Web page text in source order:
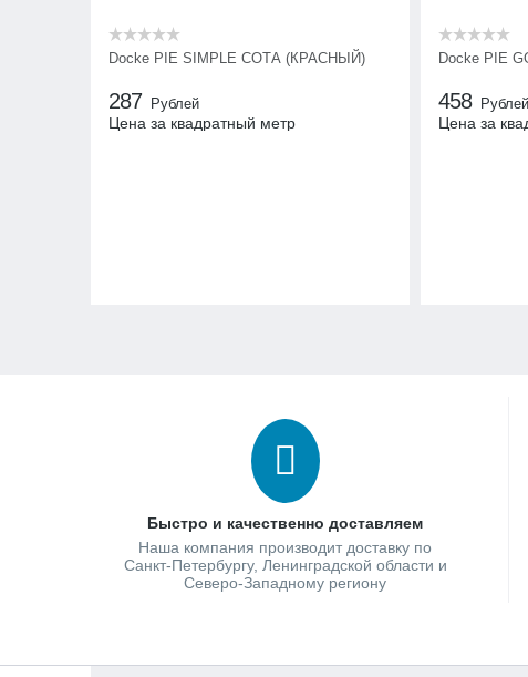
Docke PIE SIMPLE СОТА (КРАСНЫЙ)
287 Рублей
Цена за квадратный метр
Docke PIE
458 Рублей
Цена за
Быстро и качественно доставляем
Наша компания производит доставку по
Санкт-Петербургу, Ленинградской области и
Северо-Западному региону